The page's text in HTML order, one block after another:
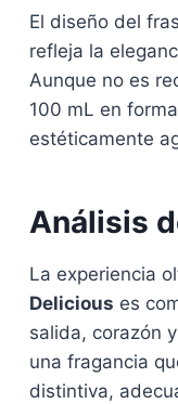
El diseño del
refleja la
Aunque no es
100 mL en
estéticamente
Análisis
La experiencia
Delicious es
salida, corazón
una fragancia
distintiva,